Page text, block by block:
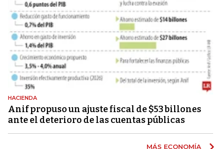
HACIENDA
Anif propuso un ajuste fiscal de $53 billones
ante el deterioro de las cuentas públicas
MÁS ECONOMÍA